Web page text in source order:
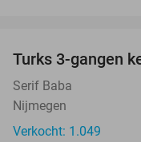
Turks 3-gangen
Serif Baba
Nijmegen
Verkocht: 1.049